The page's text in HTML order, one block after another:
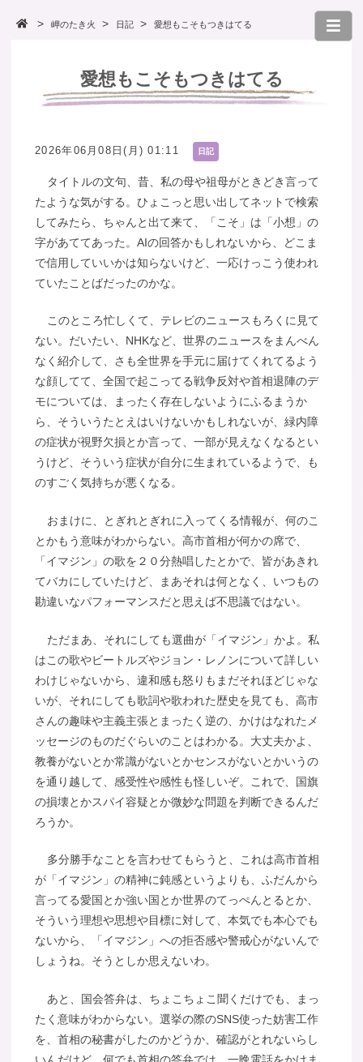
岬のたき火 日記 愛想もこそもつきはてる
愛想もこそもつきはてる
2026年06月08日(月) 01:11 日記
タイトルの文句、昔、私の母や祖母がときどき言って
たような気がする。ひょこっと思い出してネットで検索
してみたら、ちゃんと出て来て、「こそ」は「小想」の
字があててあった。AIの回答かもしれないから、どこま
で信用していいかは知らないけど、一応けっこう使われ
ていたことばだったのかな。
このところ忙しくて、テレビのニュースもろくに見て
ない。だいたい、NHKなど、世界のニュースをまんべん
なく紹介して、さも全世界を手元に届けてくれてるよう
な顔してて、全国で起こってる戦争反対や首相退陣のデ
モについては、まったく存在しないようにふるまうか
ら、そういうたとえはいけないかもしれないが、緑内障
の症状が視野欠損とか言って、一部が見えなくなるとい
うけど、そういう症状が自分に生まれているようで、も
のすごく気持ちが悪くなる。
おまけに、とぎれとぎれに入ってくる情報が、何のこ
とかもう意味がわからない。高市首相が何かの席で、
「イマジン」の歌を２０分熱唱したとかで、皆があきれ
てバカにしていたけど、まあそれは何となく、いつもの
勘違いなパフォーマンスだと思えば不思議ではない。
ただまあ、それにしても選曲が「イマジン」かよ。私
はこの歌やビートルズやジョン・レノンについて詳しい
わけじゃないから、違和感も怒りもまだそれほどじゃな
いが、それにしても歌詞や歌われた歴史を見ても、高市
さんの趣味や主義主張とまったく逆の、かけはなれたメ
ッセージのものだぐらいのことはわかる。大丈夫かよ、
教養がないとか常識がないとかセンスがないとかいうの
を通り越して、感受性や感性も怪しいぞ。これで、国旗
の損壊とかスパイ容疑とか微妙な問題を判断できるんだ
ろうか。
多分勝手なことを言わせてもらうと、これは高市首相
が「イマジン」の精神に鈍感というよりも、ふだんから
言ってる愛国とか強い国とか世界のてっぺんとるとか、
そういう理想や思想や目標に対して、本気でも本心でも
ないから、「イマジン」への拒否感や警戒心がないんで
しょうね。そうとしか思えないわ。
あと、国会答弁は、ちょこちょこ聞くだけでも、まっ
たく意味がわからない。選挙の際のSNS使った妨害工作
を、首相の秘書がしたのかどうか、確認がとれないらし